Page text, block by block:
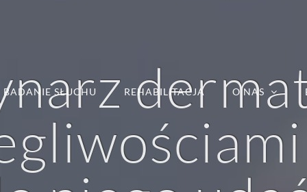
BADANIE SŁUCHU REHABILITACJA O NAS